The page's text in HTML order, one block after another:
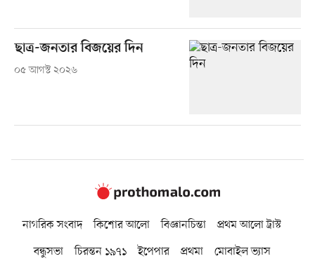
ছাত্র-জনতার বিজয়ের দিন
০৫ আগস্ট ২০২৬
নাগরিক সংবাদ কিশোর আলো বিজ্ঞানচিন্তা
প্রথম আলো ট্রাস্ট
বন্ধুসভা
চিরন্তন ১৯৭১ ইপেপার প্রথমা মোবাইল ভ্যাস